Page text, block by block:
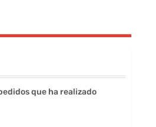
que ha realizado